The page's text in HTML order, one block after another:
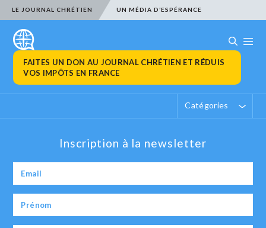
LE JOURNAL CHRÉTIEN UN MÉDIA D’ESPÉRANCE
FAITES UN DON AU JOURNAL CHRÉTIEN ET RÉDUIS
VOS IMPÔTS EN FRANCE
Catégories
Inscription à la newsletter